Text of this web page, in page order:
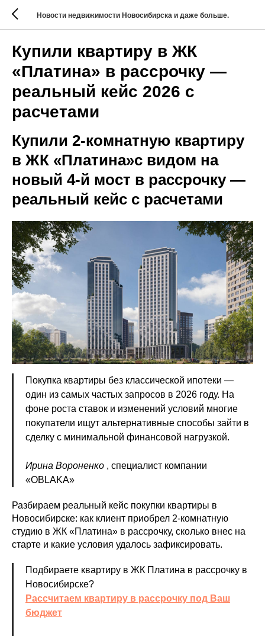
Новости недвижимости Новосибирска и даже больше.
Купили квартиру в ЖК
«Платина» в рассрочку —
реальный кейс 2026 с
расчетами
Купили 2-комнатную квартиру
в ЖК «Платина»с видом на
новый 4-й мост в рассрочку —
реальный кейс с расчетами
Покупка квартиры без классической ипотеки —
один из самых частых запросов в 2026 году. На
фоне роста ставок и изменений условий многие
покупатели ищут альтернативные способы зайти в
сделку с минимальной финансовой нагрузкой.
Ирина Вороненко , специалист компании
«OBLAKA»
Разбираем реальный кейс покупки квартиры в
Новосибирске: как клиент приобрел 2-комнатную
студию в ЖК «Платина» в рассрочку, сколько внес на
старте и какие условия удалось зафиксировать.
Подбираете квартиру в ЖК Платина в рассрочку в
Новосибирске?
Рассчитаем квартиру в рассрочку под Ваш
бюджет